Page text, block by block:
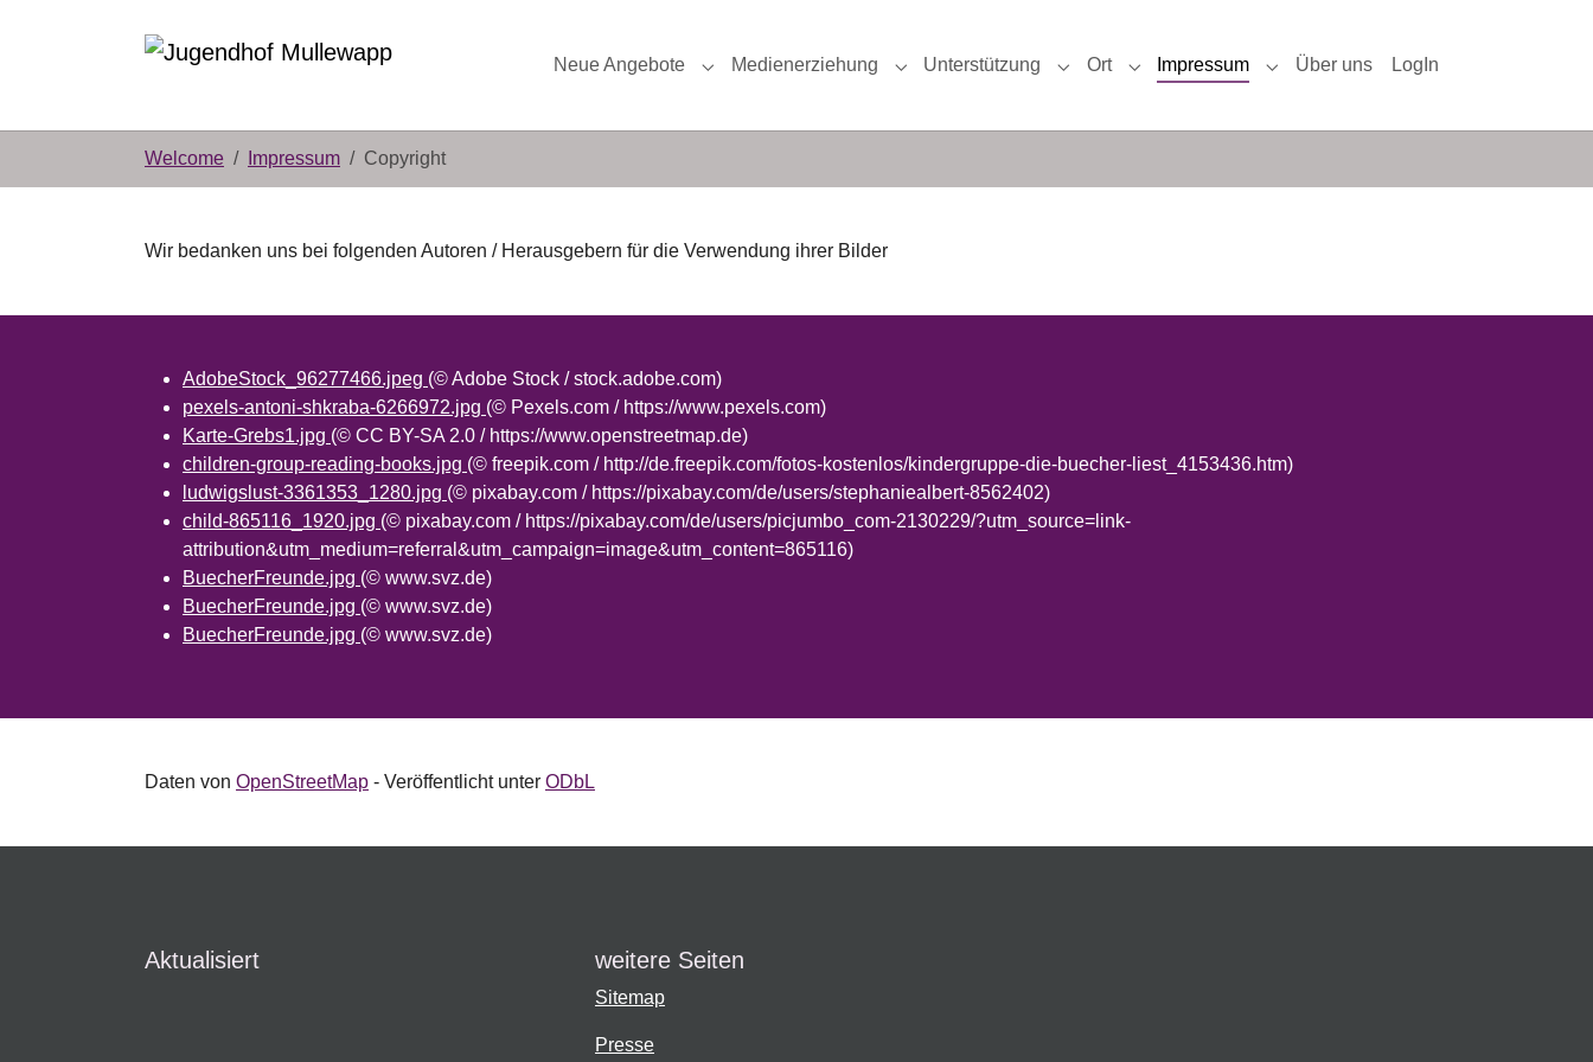
Neue Angebote
Submenu for "Neue Angebote"
Medienerziehung
Submenu for "Medienerziehung"
Unterstützung
Submenu for "Unterstützung"
Ort
Submenu for "Ort"
Impressum
Submenu for "Impressum"
Über uns LogIn
Welcome Impressum Copyright
Wir bedanken uns bei folgenden Autoren / Herausgebern für die Verwendung ihrer Bilder
AdobeStock_96277466.jpeg (© Adobe Stock / stock.adobe.com)
pexels-antoni-shkraba-6266972.jpg (© Pexels.com / https://www.pexels.com)
Karte-Grebs1.jpg (© CC BY-SA 2.0 / https://www.openstreetmap.de)
children-group-reading-books.jpg (© freepik.com / http://de.freepik.com/fotos-kostenlos/kindergruppe-die-buecher-liest_4153436.htm)
ludwigslust-3361353_1280.jpg (© pixabay.com / https://pixabay.com/de/users/stephaniealbert-8562402)
child-865116_1920.jpg (© pixabay.com / https://pixabay.com/de/users/picjumbo_com-2130229/?utm_source=link-
attribution&utm_medium=referral&utm_campaign=image&utm_content=865116)
BuecherFreunde.jpg (© www.svz.de)
BuecherFreunde.jpg (© www.svz.de)
BuecherFreunde.jpg (© www.svz.de)
Daten von OpenStreetMap - Veröffentlicht unter ODbL
Aktualisiert weitere Seiten
Sitemap
Presse